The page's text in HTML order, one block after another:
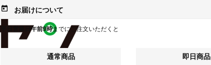
today お届けについて
平日営業日午前9時までにご注文いただくと
通常商品 即日商品